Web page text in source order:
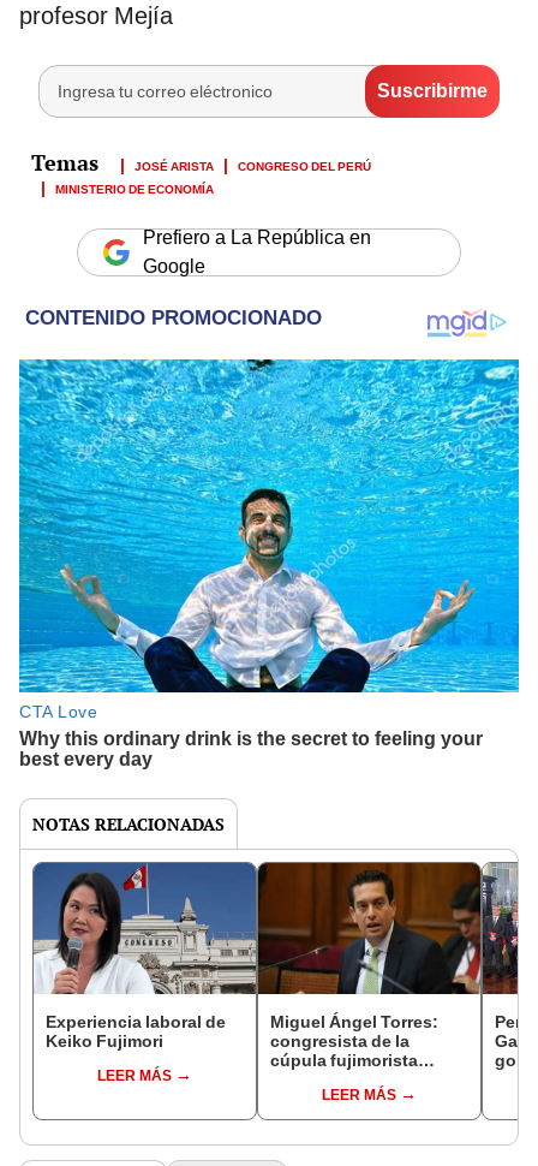
profesor Mejía
JOSÉ ARISTA
CONGRESO DEL PERÚ
MINISTERIO DE ECONOMÍA
Prefiero a La República en
Google
NOTAS RELACIONADAS
Experiencia laboral de
Keiko Fujimori
LEER MÁS
Miguel Ángel Torres:
congresista de la
cúpula fujimorista
del SenadoLEER MÁS